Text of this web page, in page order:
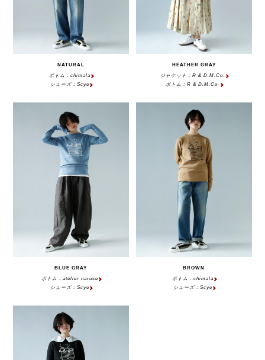
NATURAL
ボトム：chimala
シューズ：Scye
HEATHER GRAY
ジャケット：R & D.M.Co-
ボトム：R & D.M.Co-
BLUE GRAY
ボトム：atelier naruse
シューズ：Scye
BROWN
ボトム：chimala
シューズ：Scye